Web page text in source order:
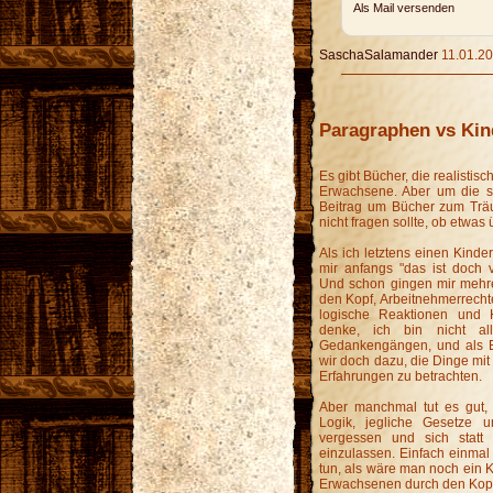
Als Mail versenden
SaschaSalamander
Paragraphen vs
Es gibt Bücher, die
Erwachsene. Aber um die
Beitrag um Bücher zum
nicht fragen sollte, ob etwas
Als ich letztens einen
mir anfangs "das ist doch
Und schon gingen mir
den Kopf,
logische Reaktionen und
denke, ich bin nicht
Gedankengängen, und als
wir doch dazu, die Dinge
Erfahrungen zu betrachten.
Aber manchmal tut es
Logik, jegliche Gesetze
vergessen und sich statt
einzulassen. Einfach
tun, als wäre man noch ein
Erwachsenen durch den